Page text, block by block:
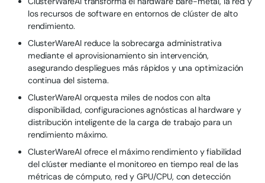
los recursos de software en entornos de clúster de alto
rendimiento.
ClusterWareAI reduce la sobrecarga administrativa
mediante el aprovisionamiento sin intervención,
asegurando despliegues más rápidos y una optimización
continua del sistema.
ClusterWareAI orquesta miles de nodos con alta
disponibilidad, configuraciones agnósticas al hardware y
distribución inteligente de la carga de trabajo para un
rendimiento máximo.
ClusterWareAI ofrece el máximo rendimiento y fiabilidad
del clúster mediante el monitoreo en tiempo real de las
métricas de cómputo, red y GPU/CPU, con detección